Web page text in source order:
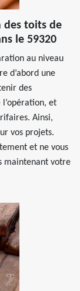
des toits de
le 59320
au niveau
d’abord une
des
et
Ainsi,
vos projets.
et ne vous
maintenant votre